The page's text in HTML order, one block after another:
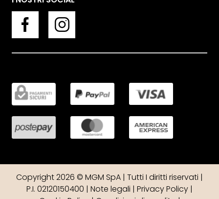
Copyright 2026 © MGM SpA | Tutti I diritti riservati |
P.I. 02120150400 | Note legali | Privacy Policy |